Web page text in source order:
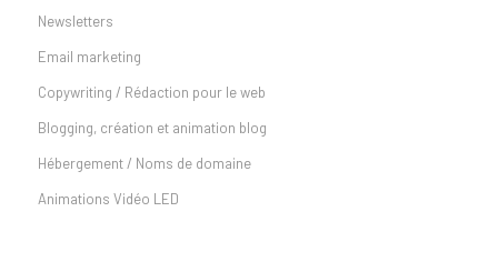
Newsletters
Email marketing
Copywriting / Rédaction pour le web
Blogging, création et animation blog
Hébergement / Noms de domaine
Animations Vidéo LED